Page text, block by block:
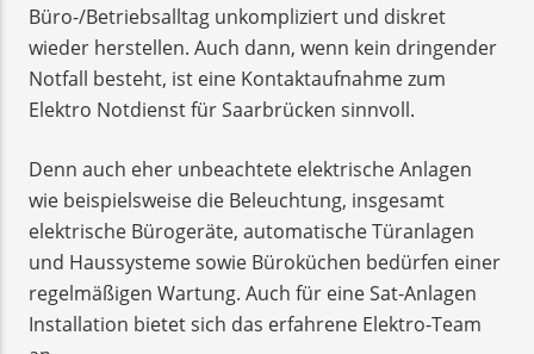
Büro-/Betriebsalltag unkompliziert und diskret
wieder herstellen. Auch dann, wenn kein dringender
Notfall besteht, ist eine Kontaktaufnahme zum
Elektro Notdienst für Saarbrücken sinnvoll.
Denn auch eher unbeachtete elektrische Anlagen
wie beispielsweise die Beleuchtung, insgesamt
elektrische Bürogeräte, automatische Türanlagen
und Haussysteme sowie Büroküchen bedürfen einer
regelmäßigen Wartung. Auch für eine Sat-Anlagen
Installation bietet sich das erfahrene Elektro-Team